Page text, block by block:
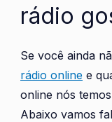
rádio
Se você ainda
rádio online e
online nós
Abaixo vamos